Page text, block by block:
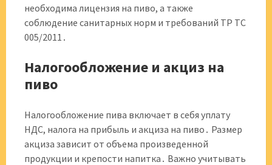
необходима лицензия на пиво, а также
соблюдение санитарных норм и требований ТР ТС
005/2011․
Налогообложение и акциз на
пиво
Налогообложение пива включает в себя уплату
НДС, налога на прибыль и акциза на пиво․ Размер
акциза зависит от объема произведенной
продукции и крепости напитка․ Важно учитывать